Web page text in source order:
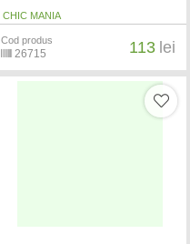
CHIC MANIA
Cod produs
26715 113 lei